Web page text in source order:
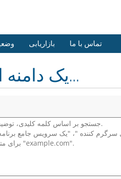
بازاریابی تماس با ما
یک دامنه انتخاب کنید...